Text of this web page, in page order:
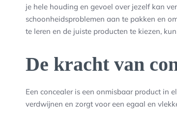
je hele houding en gevoel over jezelf kan
schoonheidsproblemen aan te pakken en
te leren en de juiste producten te kiezen,
De kracht van
Een concealer is een onmisbaar product in
verdwijnen en zorgt voor een egaal en